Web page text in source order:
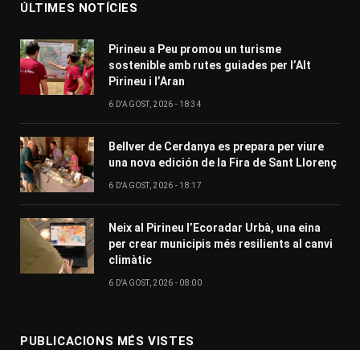
ÚLTIMES NOTÍCIES
Pirineu a Peu promou un turisme
sostenible amb rutes guiades per l’Alt
Pirineu i l’Aran
6 D'AGOST, 2026 - 18:34
Bellver de Cerdanya es prepara per viure
una nova edición de la Fira de Sant Llorenç
6 D'AGOST, 2026 - 18:17
Neix al Pirineu l’Ecoradar Urbà, una eina
per crear municipis més resilients al canvi
climàtic
6 D'AGOST, 2026 - 08:00
PUBLICACIONS MÉS VISTES